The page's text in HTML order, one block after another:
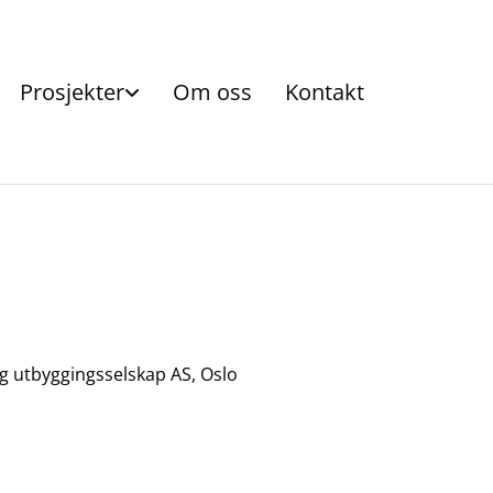
Prosjekter Om oss Kontakt
AS, Oslo